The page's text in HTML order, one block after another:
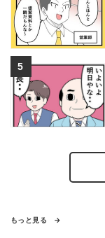
もっと見る